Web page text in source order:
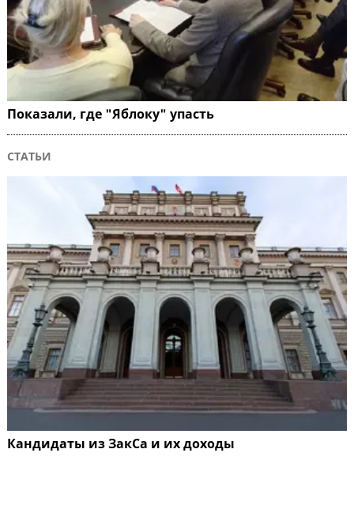
Показали, где "Яблоку" упасть
СТАТЬИ
Кандидаты из ЗакСа и их доходы